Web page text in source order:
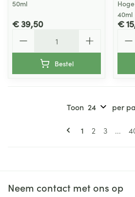
50ml
€ 39,50
Bestel
40ml
€
U lees
1 Pagina
2 Pagina
3 ...
Toon per
Neem contact met ons op